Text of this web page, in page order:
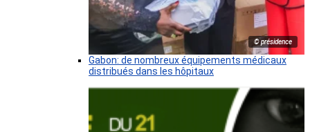
© présidence
Gabon: de nombreux équipements médicaux
distribués dans les hôpitaux